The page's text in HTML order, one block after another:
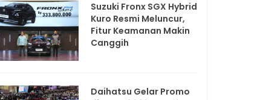
Suzuki Fronx SGX Hybrid
Kuro Resmi Meluncur,
Fitur Keamanan Makin
Canggih
Daihatsu Gelar Promo